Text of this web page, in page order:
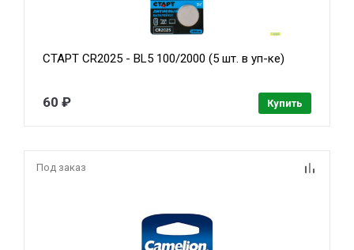
СТАРТ CR2025 - BL5 100/2000 (5 шт. в уп-ке)
60 ₽ Купить
Под заказ